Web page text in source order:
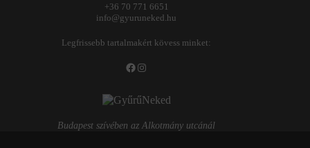
+36 70 771 6651
info@gyuruneked.hu
Legfrissebb tartalmakért kövess minket:
Facebook
Instagram
Budapest szívében az Alkotmány utcánál